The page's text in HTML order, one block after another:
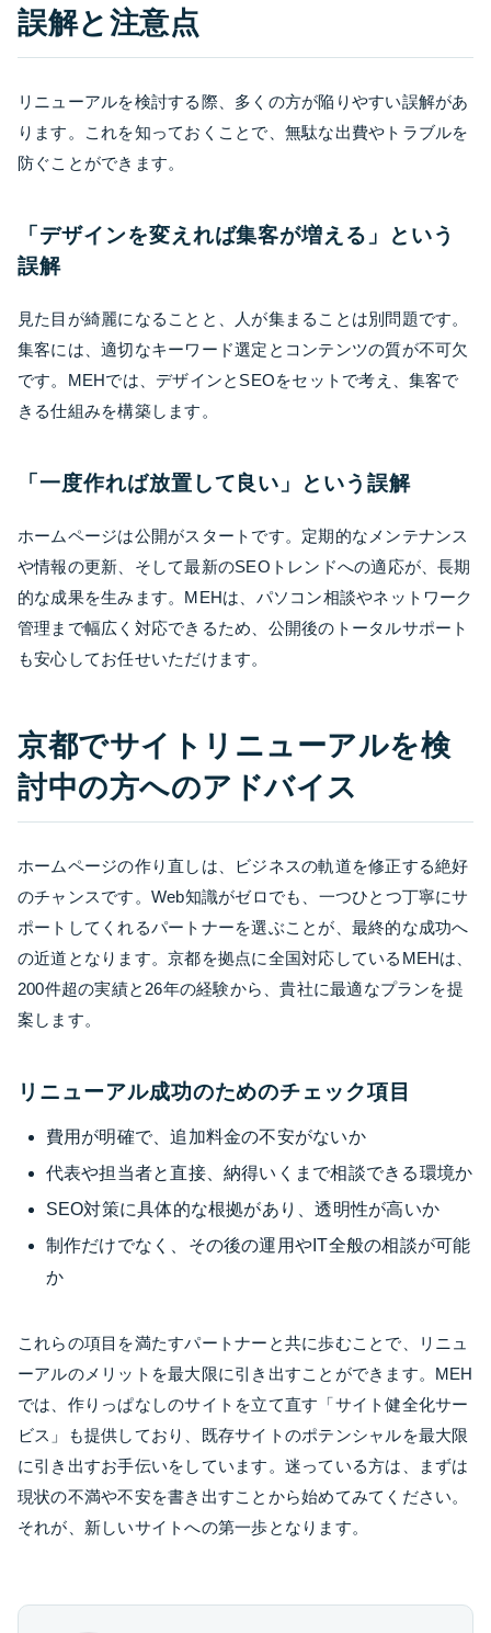
誤解と注意点
リニューアルを検討する際、多くの方が陥りやすい誤解があ
ります。これを知っておくことで、無駄な出費やトラブルを
防ぐことができます。
「デザインを変えれば集客が増える」という
誤解
見た目が綺麗になることと、人が集まることは別問題です。
集客には、適切なキーワード選定とコンテンツの質が不可欠
です。MEHでは、デザインとSEOをセットで考え、集客で
きる仕組みを構築します。
「一度作れば放置して良い」という誤解
ホームページは公開がスタートです。定期的なメンテナンス
や情報の更新、そして最新のSEOトレンドへの適応が、長期
的な成果を生みます。MEHは、パソコン相談やネットワーク
管理まで幅広く対応できるため、公開後のトータルサポート
も安心してお任せいただけます。
京都でサイトリニューアルを検
討中の方へのアドバイス
ホームページの作り直しは、ビジネスの軌道を修正する絶好
のチャンスです。Web知識がゼロでも、一つひとつ丁寧にサ
ポートしてくれるパートナーを選ぶことが、最終的な成功へ
の近道となります。京都を拠点に全国対応しているMEHは、
200件超の実績と26年の経験から、貴社に最適なプランを提
案します。
リニューアル成功のためのチェック項目
費用が明確で、追加料金の不安がないか
代表や担当者と直接、納得いくまで相談できる環境か
SEO対策に具体的な根拠があり、透明性が高いか
制作だけでなく、その後の運用やIT全般の相談が可能
か
これらの項目を満たすパートナーと共に歩むことで、リニュ
ーアルのメリットを最大限に引き出すことができます。MEH
では、作りっぱなしのサイトを立て直す「サイト健全化サー
ビス」も提供しており、既存サイトのポテンシャルを最大限
に引き出すお手伝いをしています。迷っている方は、まずは
現状の不満や不安を書き出すことから始めてみてください。
それが、新しいサイトへの第一歩となります。